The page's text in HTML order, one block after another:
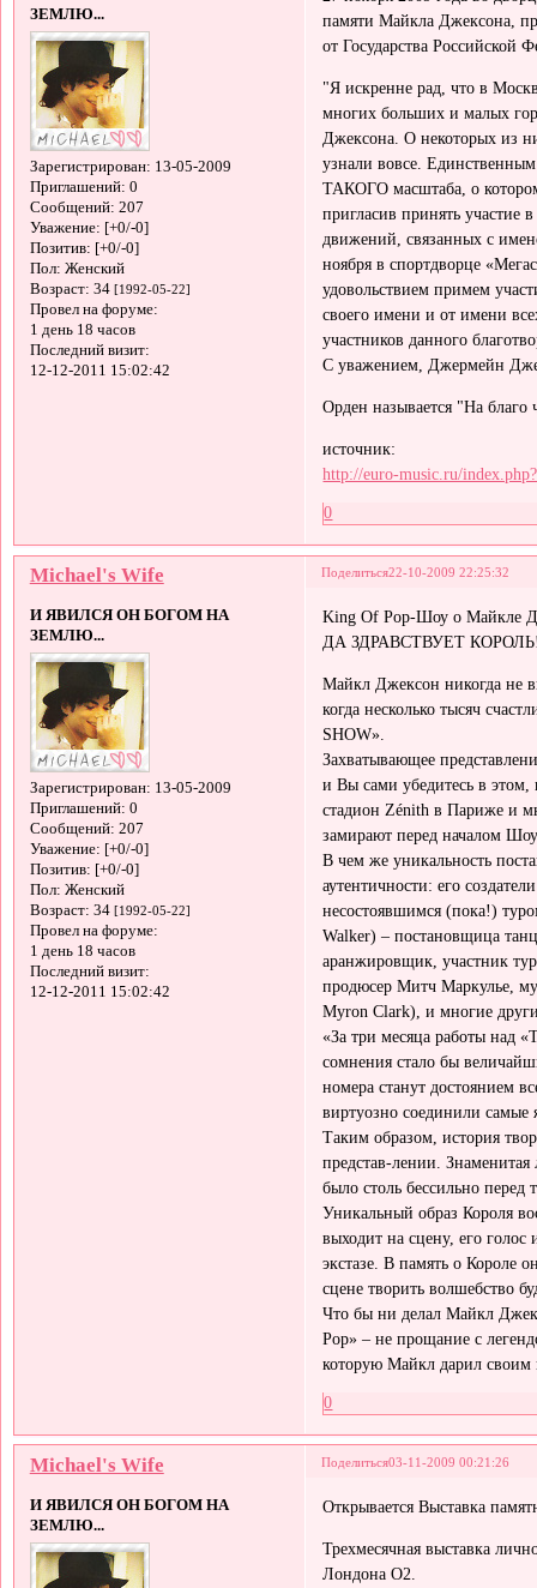
ЗЕМЛЮ...
Зарегистрирован: 13-05-2009
Приглашений: 0
Сообщений: 207
Уважение: [+0/-0]
Позитив: [+0/-0]
Пол: Женский
Возраст: 34 [1992-05-22]
Провел на форуме:
1 день 18 часов
Последний визит:
12-12-2011 15:02:42
памяти Майкла Джексона,
от Государства Российской
"Я искренне рад, что в
многих больших и малых
Джексона. О некоторых из
узнали вовсе.
ТАКОГО масштаба, о
пригласив принять участие
движений, связанных с
ноября в спортдворце
удовольствием примем
своего имени и от имени
участников данного
С уважением, Джермейн
Орден называется "На благо
источник:
http://euro-music.ru/
0
Поделиться22-10-2009 22:25:32
Michael's Wife
И ЯВИЛСЯ ОН БОГОМ НА
ЗЕМЛЮ...
Зарегистрирован: 13-05-2009
Приглашений: 0
Сообщений: 207
Уважение: [+0/-0]
Позитив: [+0/-0]
Пол: Женский
Возраст: 34 [1992-05-22]
Провел на форуме:
1 день 18 часов
Последний визит:
12-12-2011 15:02:42
King Of Pop-Шоу о Майкле
ДА ЗДРАВСТВУЕТ
Майкл Джексон никогда не
когда несколько тысяч
SHOW».
Захватывающее
и Вы сами убедитесь в
стадион Zénith в Париже и
замирают перед началом
В чем же уникальность
аутентичности: его
несостоявшимся (пока!)
Walker) – постановщица
аранжировщик, участник
продюсер Митч Маркулье,
Myron Clark), и многие
«За три месяца работы над
сомнения стало бы
номера станут достоянием
виртуозно соединили
Таким образом, история
представ-лении.
было столь бессильно
Уникальный образ Короля
выходит на сцену, его
экстазе. В память о Короле
сцене творить волшебство
Что бы ни делал Майкл
Pop» – не прощание с
которую Майкл дарил своим
0
Поделиться03-11-2009 00:21:26
Michael's Wife
И ЯВИЛСЯ ОН БОГОМ НА
ЗЕМЛЮ...
Oткрывается Выставка
Трехмесячная выставка
Лондона O2.